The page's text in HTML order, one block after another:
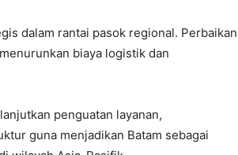
dalam rantai pasok regional. Perbaikan
biaya logistik dan
penguatan layanan,
guna menjadikan Batam sebagai